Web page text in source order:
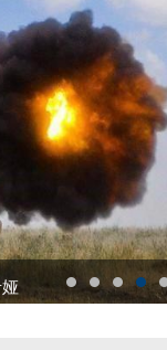
1 2 3 4 5